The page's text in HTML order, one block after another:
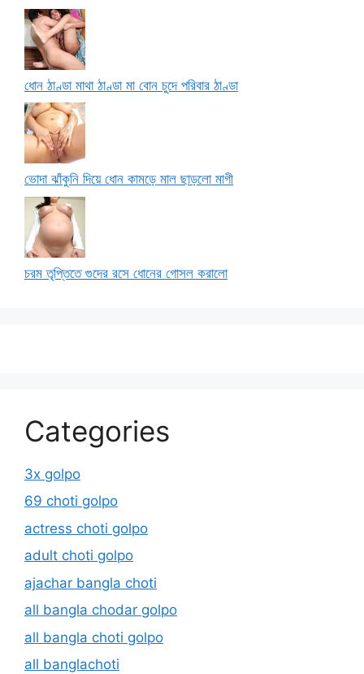
ধোন ঠাণ্ডা মাথা ঠাণ্ডা মা বোন চুদে পরিবার ঠাণ্ডা
ভোদা ঝাঁকুনি দিয়ে ধোন কামড়ে মাল ছাড়লো মাগী
চরম তৃপ্তিতে গুদের রসে ধোনের গোসল করালো
Categories
3x golpo
69 choti golpo
actress choti golpo
adult choti golpo
ajachar bangla choti
all bangla chodar golpo
all bangla choti golpo
all banglachoti